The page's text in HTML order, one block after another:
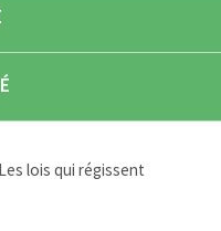
lois qui régissent